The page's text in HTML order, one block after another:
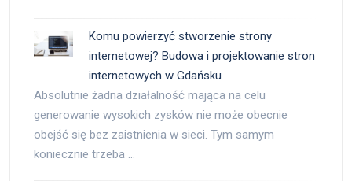
Komu powierzyć stworzenie strony
internetowej? Budowa i projektowanie stron
internetowych w Gdańsku
Absolutnie żadna działalność mająca na celu
generowanie wysokich zysków nie może obecnie
obejść się bez zaistnienia w sieci. Tym samym
koniecznie trzeba …